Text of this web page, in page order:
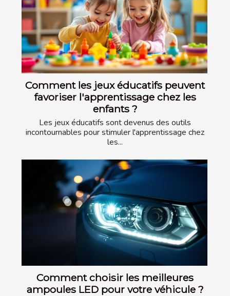
Comment les jeux éducatifs peuvent
favoriser l'apprentissage chez les
enfants ?
Les jeux éducatifs sont devenus des outils
incontournables pour stimuler l'apprentissage chez
les...
Comment choisir les meilleures
ampoules LED pour votre véhicule ?